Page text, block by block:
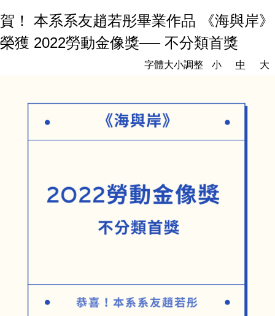
賀！ 本系系友趙若彤畢業作品 《海與岸》
榮獲 2022勞動金像獎── 不分類首獎
字體大小調整 小 中 大